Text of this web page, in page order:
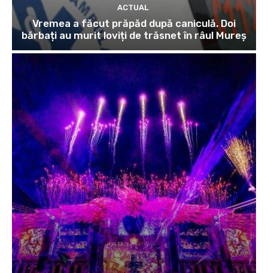
ACTUAL
Vremea a făcut prăpăd după caniculă. Doi
bărbați au murit loviți de trăsnet în râul Mureș